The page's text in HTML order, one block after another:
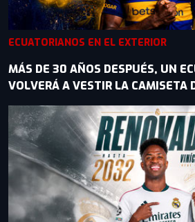
ECUATORIANOS EN EL EXTERIOR
MÁS DE 30 AÑOS DESPUÉS, UN
VOLVERÁ A VESTIR LA CAMISETA